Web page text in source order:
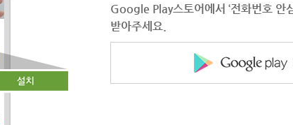
Google Play스토어에서 ‘전화번호 안
받아주세요.